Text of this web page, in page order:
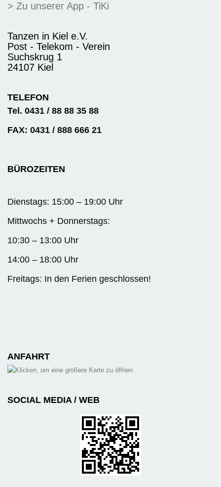
> Zu unserer App - TiKi
Tanzen in Kiel e.V.
Post - Telekom - Verein
Suchskrug 1
24107 Kiel
TELEFON
Tel. 0431 / 88 88 35 88
FAX: 0431 / 888 666 21
BÜROZEITEN
Dienstags: 15:00 – 19:00 Uhr
Mittwochs + Donnerstags:
10:30 – 13:00 Uhr
14:00 – 18:00 Uhr
Freitags: In den Ferien geschlossen!
ANFAHRT
SOCIAL MEDIA / WEB